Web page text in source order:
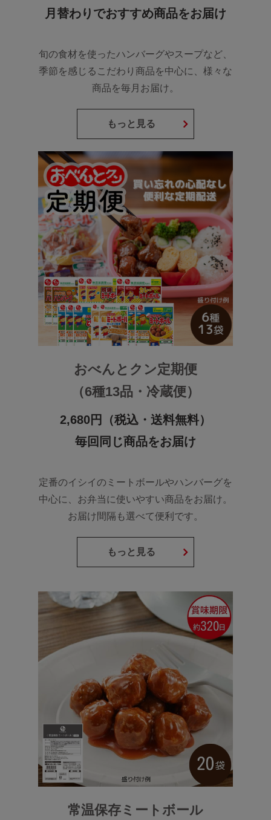
月替わりでおすすめ商品をお届け
旬の食材を使ったハンバーグやスープなど、
季節を感じるこだわり商品を中心に、様々な
商品を毎月お届け。
もっと見る
おべんとクン定期便
（6種13品・冷蔵便）
2,680円（税込・送料無料）
毎回同じ商品をお届け
定番のイシイのミートボールやハンバーグを
中心に、お弁当に使いやすい商品をお届け。
お届け間隔も選べて便利です。
もっと見る
常温保存ミートボール